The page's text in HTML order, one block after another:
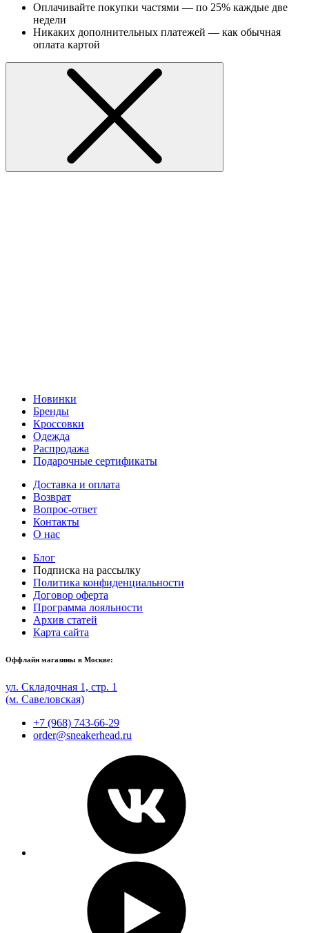
Оплачивайте покупки частями — по 25% каждые две
недели
Никаких дополнительных платежей — как обычная
оплата картой
Новинки
Бренды
Кроссовки
Одежда
Распродажа
Подарочные сертификаты
Доставка и оплата
Возврат
Вопрос-ответ
Контакты
О нас
Блог
Подписка на рассылку
Политика конфиденциальности
Договор оферта
Программа лояльности
Архив статей
Карта сайта
Оффлайн магазины в Москве:
ул. Складочная 1, стр. 1
(м. Савеловская)
+7 (968) 743-66-29
order@sneakerhead.ru